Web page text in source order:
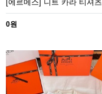
[에르메스] 니트 카라 티셔츠
0원